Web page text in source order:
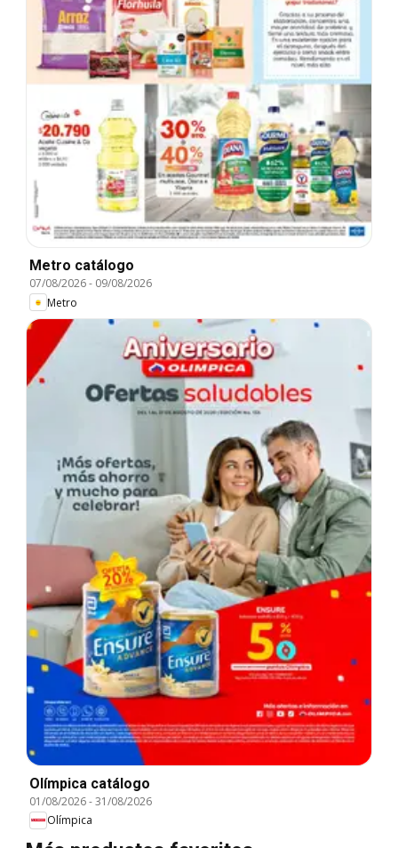
Metro catálogo
07/08/2026- 09/08/2026
Metro
Olímpica catálogo
01/08/2026-31/08/2026
Olímpica